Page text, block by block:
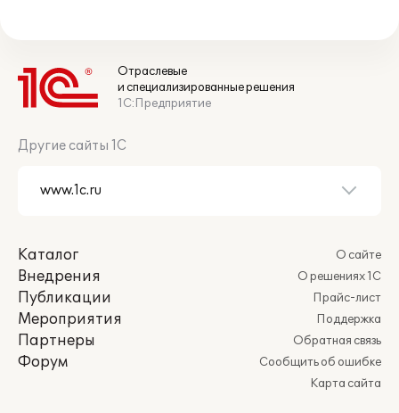
Отраслевые
и специализированные решения
1С:Предприятие
Другие сайты 1С
Каталог
Внедрения
Публикации
Мероприятия
Партнеры
Форум
О сайте
О решениях 1С
Прайс-лист
Поддержка
Обратная связь
Сообщить об ошибке
Карта сайта